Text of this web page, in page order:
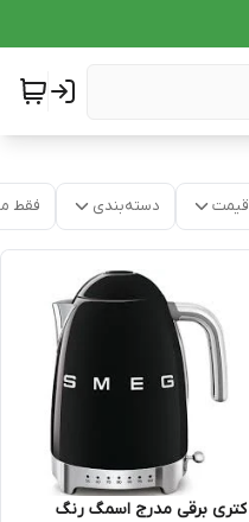
قیمت دسته‌بندی فقط
کتری برقی مدرج اسمگ رنگ